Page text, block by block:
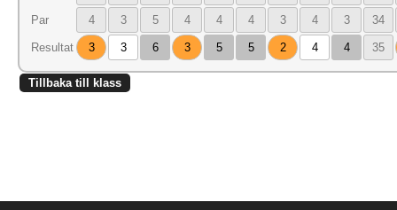
Par 4 3 5 4 4 4 3 4 3 34
Resultat 3 3 6 3 5 5 2 4 4 35
Tillbaka till klass